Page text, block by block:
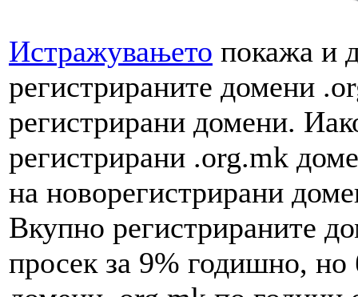
Истражувањето покажа и
регистрираните домени
регистрирани домени.
регистрирани .org.mk
на новорегистрирани
Вкупно регистрираните
просек за 9% годишно, но